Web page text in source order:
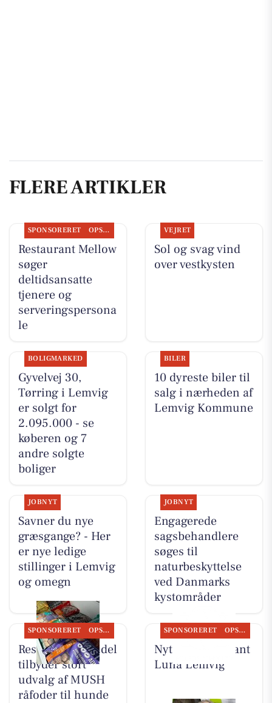
FLERE ARTIKLER
SPONSORERET OPSLAGSTAVLEN
Restaurant Mellow
søger
deltidsansatte
tjenere og
serveringspersona
le
VEJRET
Sol og svag vind
over vestkysten
BOLIGMARKED
Gyvelvej 30,
Tørring i Lemvig
er solgt for
2.095.000 - se
køberen og 7
andre solgte
boliger
BILER
10 dyreste biler til
salg i nærheden af
Lemvig Kommune
JOBNYT
Savner du nye
græsgange? - Her
er nye ledige
stillinger i Lemvig
og omegn
JOBNYT
Engagerede
sagsbehandlere
søges til
naturbeskyttelse
ved Danmarks
kystområder
SPONSORERET OPSLAGSTAVLEN
Resen Landhandel
tilbyder stort
udvalg af MUSH
råfoder til hunde
SPONSORERET OPSLAGSTAVLEN
Nyt fra Restaurant
Luna Lemvig